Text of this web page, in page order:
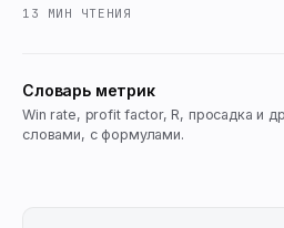
13 МИН ЧТЕНИЯ
Словарь метрик
Win rate, profit factor, R, просадка и
словами, с формулами.